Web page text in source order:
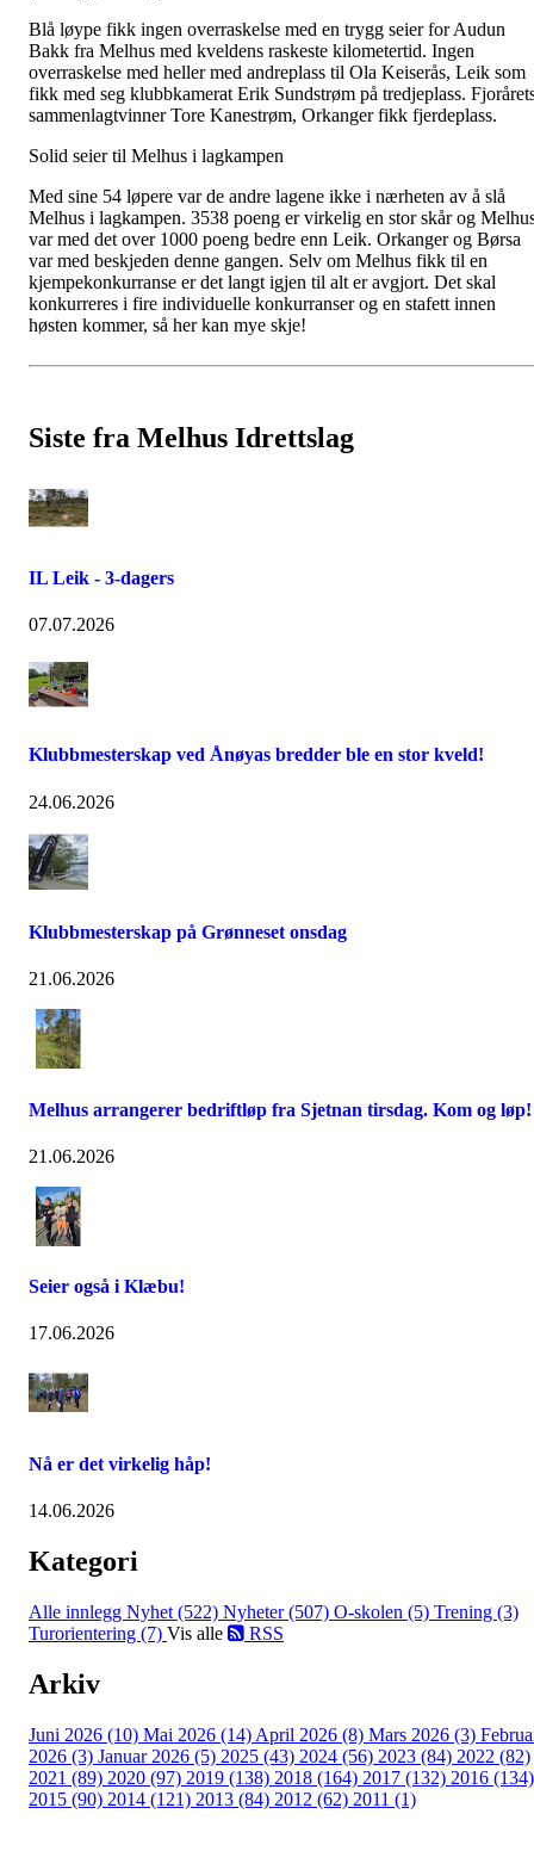
Blå løype fikk ingen overraskelse med en trygg seier for Audun
Bakk fra Melhus med kveldens raskeste kilometertid. Ingen
overraskelse med heller med andreplass til Ola Keiserås, Leik som
fikk med seg klubbkamerat Erik Sundstrøm på tredjeplass.
sammenlagtvinner Tore Kanestrøm, Orkanger fikk fjerdeplass.
Solid seier til Melhus i lagkampen
Med sine 54 løpere var de andre lagene ikke i nærheten av å slå
Melhus i lagkampen. 3538 poeng er virkelig en stor skår og
var med det over 1000 poeng bedre enn Leik. Orkanger og Børsa
var med beskjeden denne gangen. Selv om Melhus fikk til en
kjempekonkurranse er det langt igjen til alt er avgjort. Det skal
konkurreres i fire individuelle konkurranser og en stafett innen
høsten kommer, så her kan mye skje!
Siste fra Melhus Idrettslag
IL Leik - 3-dagers
07.07.2026
Klubbmesterskap ved Ånøyas bredder ble en stor kveld!
24.06.2026
Klubbmesterskap på Grønneset onsdag
21.06.2026
Melhus arrangerer bedriftløp fra Sjetnan tirsdag. Kom og løp!
21.06.2026
Seier også i Klæbu!
17.06.2026
Nå er det virkelig håp!
14.06.2026
Kategori
Alle innlegg Nyhet (522) Nyheter (507) O-skolen (5) Trening (3)
Turorientering (7) Vis alle RSS
Arkiv
Juni 2026 (10) Mai 2026 (14) April 2026 (8) Mars 2026 (3)
2026 (3) Januar 2026 (5) 2025 (43) 2024 (56) 2023 (84) 2022 (82)
2021 (89) 2020 (97) 2019 (138) 2018 (164) 2017 (132) 2016 (134)
2015 (90) 2014 (121) 2013 (84) 2012 (62) 2011 (1)